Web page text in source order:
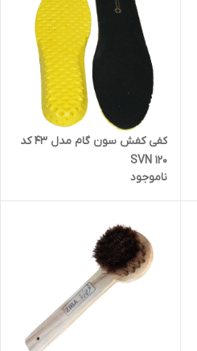
کفی کفش سون گام مدل 43 کد
SVN 120
ناموجود